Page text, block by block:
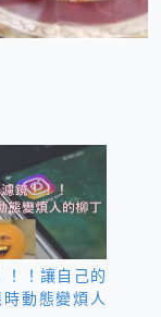
！！讓自己的
動態變煩人